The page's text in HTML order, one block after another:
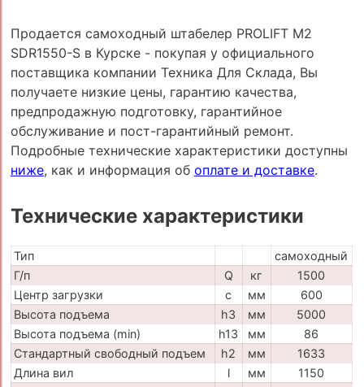
Продается самоходный штабелер PROLIFT M2
SDR1550-S в Курске - покупая у официального
поставщика компании Техника Для Склада, Вы
получаете низкие цены, гарантию качества,
предпродажную подготовку, гарантийное
обслуживание и пост-гарантийный ремонт.
Подробные технические характеристики доступны
ниже, как и информация об оплате и доставке.
Технические характеристики
Тип
самоходный
Г/п
Q кг
1500
Центр загрузки
c мм
600
Высота подъема
h3 мм
5000
Высота подъема (min)
h13 мм
86
Стандартный свободный подъем
h2 мм
1633
Длина вил
l мм
1150